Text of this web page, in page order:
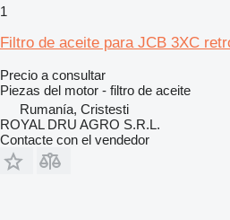
1
Filtro de aceite para JCB 3XC
Precio a consultar
Piezas del motor - filtro de aceite
Rumanía, Cristesti
ROYAL DRU AGRO S.R.L.
Contacte con el vendedor